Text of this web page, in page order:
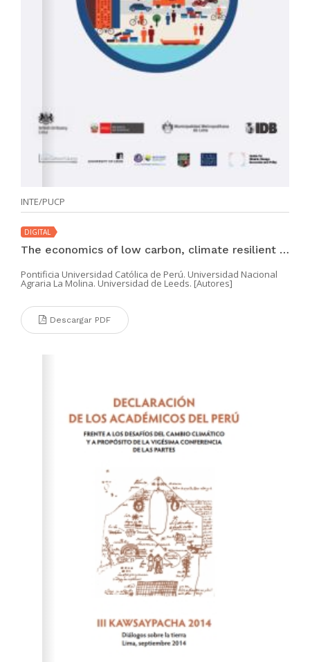
INTE/PUCP
DIGITAL
The economics of low carbon, climate resilient cities
Pontificia Universidad Católica de Perú. Universidad Nacional
Agraria La Molina. Universidad de Leeds. [Autores]
Descargar PDF